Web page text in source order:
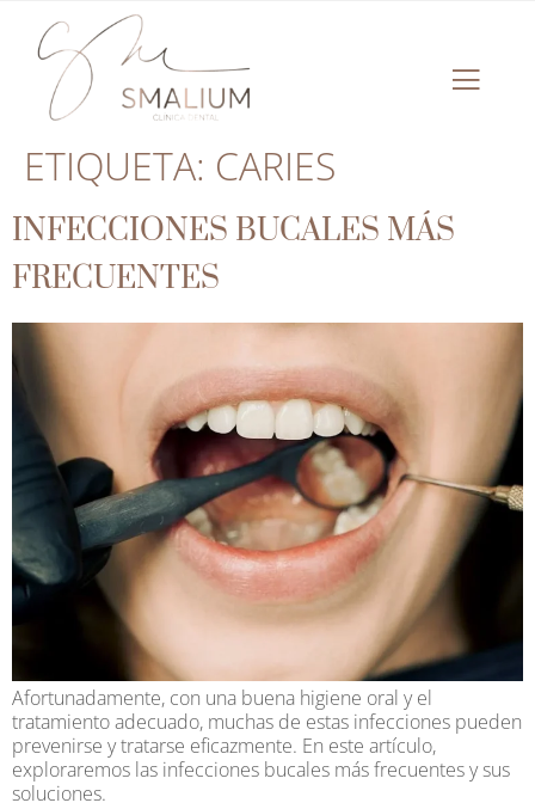
ETIQUETA: CARIES
INFECCIONES BUCALES MÁS
FRECUENTES
Afortunadamente, con una buena higiene oral y el
tratamiento adecuado, muchas de estas infecciones pueden
prevenirse y tratarse eficazmente. En este artículo,
exploraremos las infecciones bucales más frecuentes y sus
soluciones.